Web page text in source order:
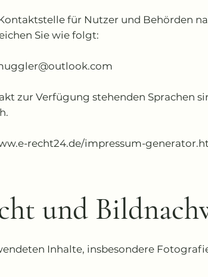
für Nutzer und Behörden
Sie wie folgt:
zur Verfügung stehenden Sprachen
recht24.de/impressum-
und
Inhalte, insbesondere